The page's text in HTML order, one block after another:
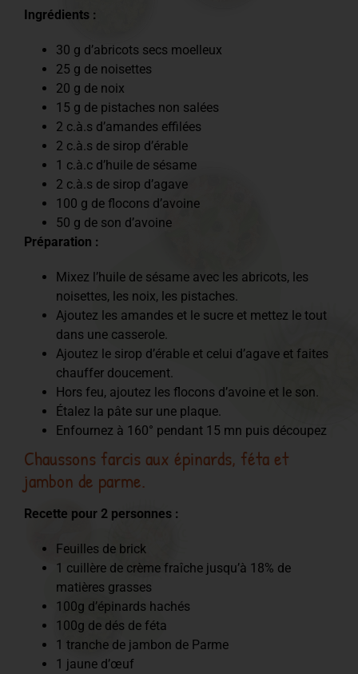
Ingrédients :
30 g d’abricots secs moelleux
25 g de noisettes
20 g de noix
15 g de pistaches non salées
2 c.à.s d’amandes effilées
2 c.à.s de sirop d’érable
1 c.à.c d’huile de sésame
2 c.à.s de sirop d’agave
100 g de flocons d’avoine
50 g de son d’avoine
Préparation :
Mixez l’huile de sésame avec les abricots, les
noisettes, les noix, les pistaches.
Ajoutez les amandes et le sucre et mettez le tout
dans une casserole.
Ajoutez le sirop d’érable et celui d’agave et faites
chauffer doucement.
Hors feu, ajoutez les flocons d’avoine et le son.
Étalez la pâte sur une plaque.
Enfournez à 160° pendant 15 mn puis découpez
Chaussons farcis aux épinards, féta et
jambon de parme.
Recette pour 2 personnes :
Feuilles de brick
1 cuillère de crème fraîche jusqu’à 18% de
matières grasses
100g d’épinards hachés
100g de dés de féta
1 tranche de jambon de Parme
1 jaune d’œuf